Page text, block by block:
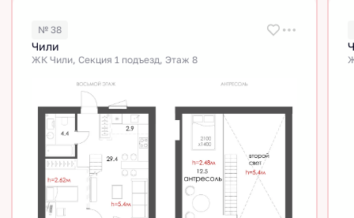
№ 38
Чили
ЖК Чили, Секция 1 подъезд, Этаж 8